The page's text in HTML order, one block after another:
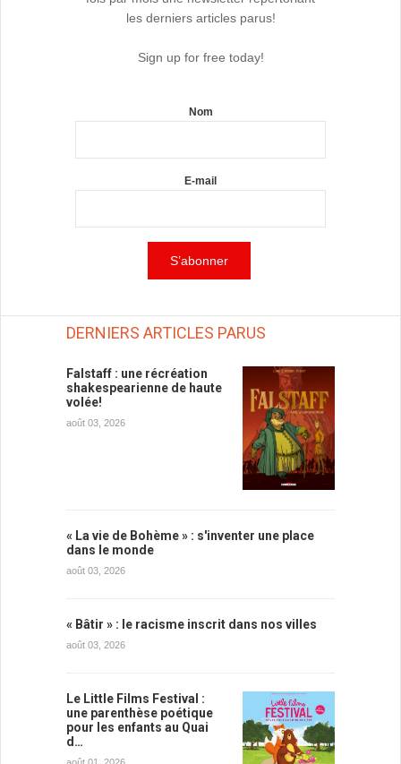
les derniers articles parus!
Sign up for free today!
Nom
E-mail
DERNIERS ARTICLES PARUS
Falstaff : une récréation
shakespearienne de haute
volée!
août 03, 2026
« La vie de Bohème » : s'inventer une place
dans le monde
août 03, 2026
« Bâtir » : le racisme inscrit dans nos villes
août 03, 2026
Le Little Films Festival :
une parenthèse poétique
pour les enfants au Quai
d…